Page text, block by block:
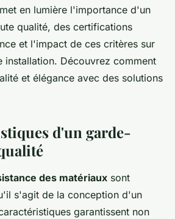
•3 min de lecture
en lumière l'importance d'un
qualité, des certifications
et l'impact de ces critères sur
installation. Découvrez comment
et élégance avec des solutions
d'un garde-
des matériaux sont
s'agit de la conception d'un
garantissent non